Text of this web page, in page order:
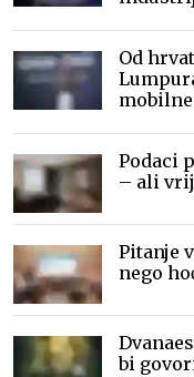
Od
Podaci
– ali
Pitanje
nego
bi